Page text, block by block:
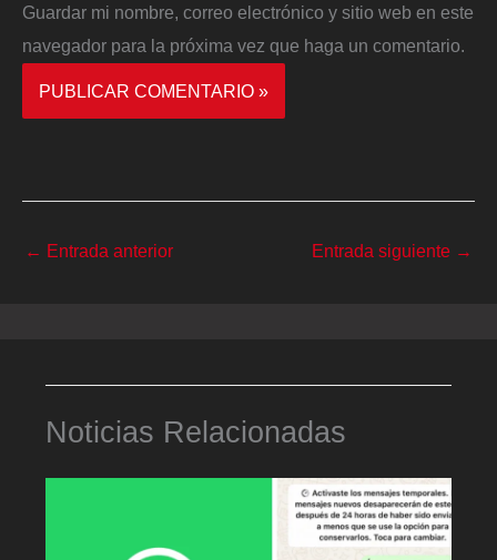
Guardar mi nombre, correo electrónico y sitio web en este
navegador para la próxima vez que haga un comentario.
← Entrada anterior Entrada siguiente →
Noticias Relacionadas